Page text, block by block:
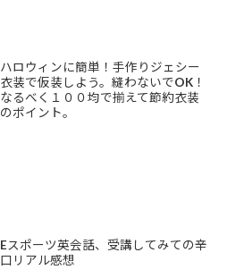
ハロウィンに簡単！手作りジェシー
衣装で仮装しよう。縫わないでOK！
なるべく１００均で揃えて節約衣装
のポイント。
Eスポーツ英会話、受講してみての辛
口リアル感想